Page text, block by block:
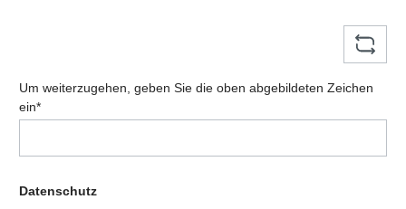
Um weiterzugehen, geben Sie die oben abgebildeten Zeichen
ein*
Datenschutz